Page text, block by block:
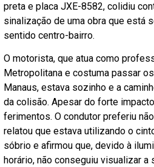
preta e placa JXE-8582, colidiu
sinalização de uma obra que está
sentido centro-bairro.
O motorista, que atua como
Metropolitana e costuma passar
Manaus, estava sozinho e a
da colisão. Apesar do forte
ferimentos. O condutor preferiu
relatou que estava utilizando o
sóbrio e afirmou que, devido à
horário, não conseguiu visualizar a